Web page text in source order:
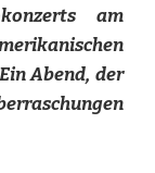
am
Abend, der